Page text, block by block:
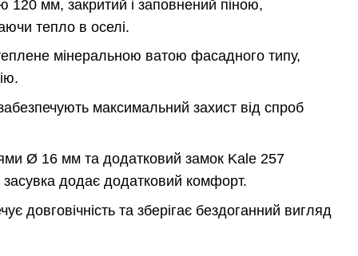
120 мм, закритий і заповнений піною,
тепло в оселі.
мінеральною ватою фасадного типу,
максимальний захист від спроб
Ø 16 мм та додатковий замок Kale 257
додає додатковий комфорт.
довговічність та зберігає бездоганний вигляд